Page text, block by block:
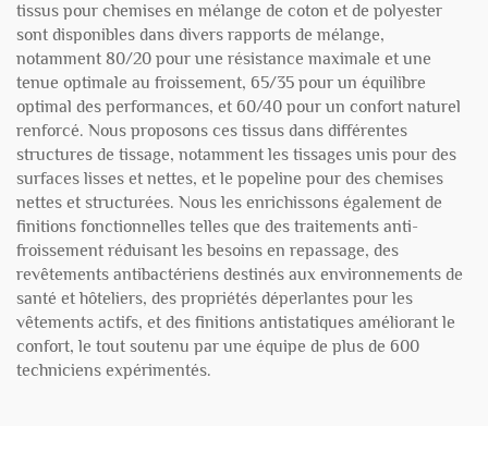
tissus pour chemises en mélange de coton et de polyester
sont disponibles dans divers rapports de mélange,
notamment 80/20 pour une résistance maximale et une
tenue optimale au froissement, 65/35 pour un équilibre
optimal des performances, et 60/40 pour un confort naturel
renforcé. Nous proposons ces tissus dans différentes
structures de tissage, notamment les tissages unis pour des
surfaces lisses et nettes, et le popeline pour des chemises
nettes et structurées. Nous les enrichissons également de
finitions fonctionnelles telles que des traitements anti-
froissement réduisant les besoins en repassage, des
revêtements antibactériens destinés aux environnements de
santé et hôteliers, des propriétés déperlantes pour les
vêtements actifs, et des finitions antistatiques améliorant le
confort, le tout soutenu par une équipe de plus de 600
techniciens expérimentés.